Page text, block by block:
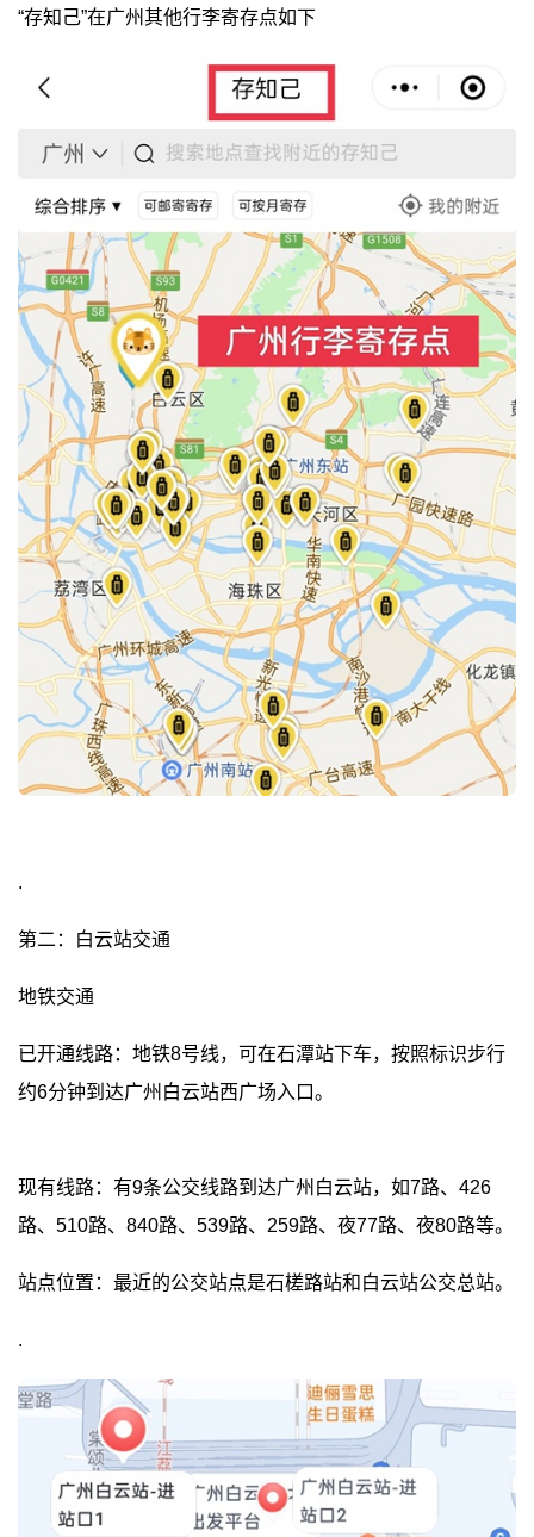
“存知己”在广州其他行李寄存点如下
.
第二：白云站交通
地铁交通
已开通线路：地铁8号线，可在石潭站下车，按照标识步行
约6分钟到达广州白云站西广场入口。
现有线路：有9条公交线路到达广州白云站，如7路、426
路、510路、840路、539路、259路、夜77路、夜80路等。
站点位置：最近的公交站点是石槎路站和白云站公交总站。
.